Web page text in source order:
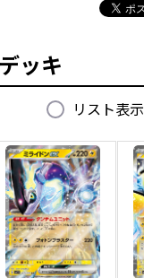
ッキ
リスト表示